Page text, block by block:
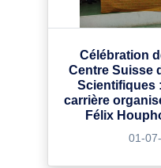
Célébration
Centre Suisse
Scientifiques
carrière
Félix
01-